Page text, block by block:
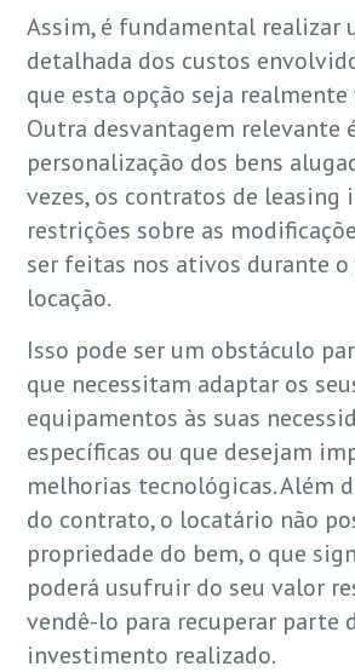
Assim, é fundamental realizar
detalhada dos custos
que esta opção seja realmente
Outra desvantagem relevante
personalização dos bens
vezes, os contratos de leasing
restrições sobre as
ser feitas nos ativos durante o
locação.
Isso pode ser um obstáculo
que necessitam adaptar os
equipamentos às suas
específicas ou que desejam
melhorias tecnológicas. Além
do contrato, o locatário não
propriedade do bem, o que
poderá usufruir do seu valor
vendê-lo para recuperar parte
investimento realizado.